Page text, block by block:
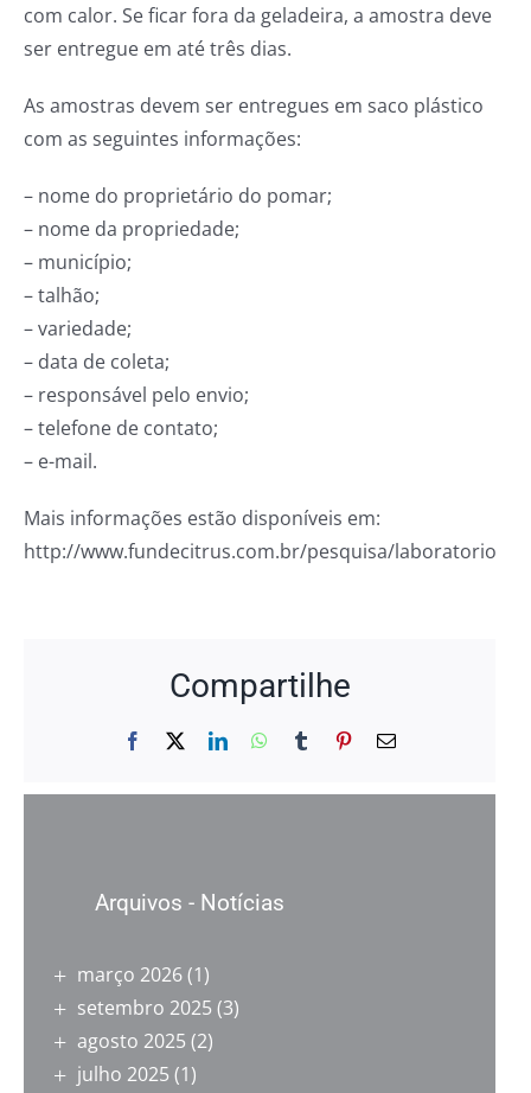
com calor. Se ficar fora da geladeira, a amostra deve
ser entregue em até três dias.
As amostras devem ser entregues em saco plástico
com as seguintes informações:
– nome do proprietário do pomar;
– nome da propriedade;
– município;
– talhão;
– variedade;
– data de coleta;
– responsável pelo envio;
– telefone de contato;
– e-mail.
Mais informações estão disponíveis em:
http://www.fundecitrus.com.br/pesquisa/laboratorio
Compartilhe
Facebook LinkedInWhatsApp
Tumblr Pinterest
E-
Arquivos - Notícias
março 2026(1)
setembro 2025 (3)
agosto 2025 (2)
julho 2025 (1)